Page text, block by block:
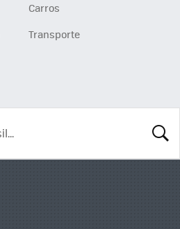
Carros
Transporte